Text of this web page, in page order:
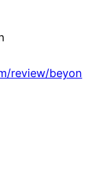
review/beyon